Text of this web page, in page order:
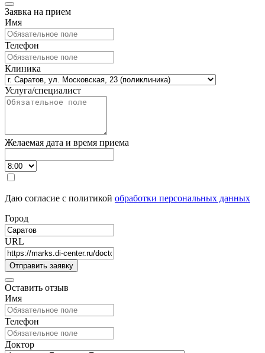
Заявка на прием
Имя
Телефон
Клиника
Услуга/специалист
Желаемая дата и время приема
Даю согласие с политикой обработки персональных данных
Город
URL
Оставить отзыв
Имя
Телефон
Доктор